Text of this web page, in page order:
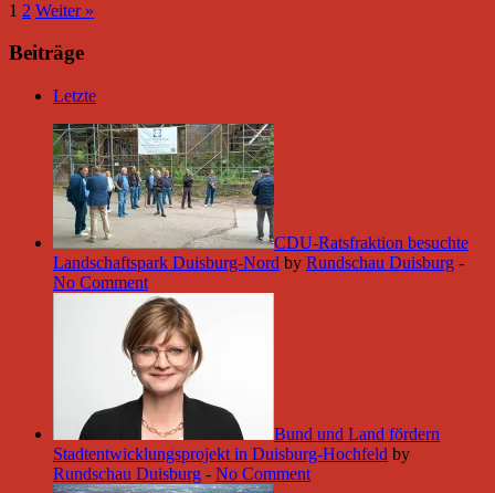
1 2 Weiter »
Beiträge
Letzte
CDU-Ratsfraktion besuchte
Landschaftspark Duisburg-Nord by Rundschau Duisburg -
No Comment
Bund und Land fördern
Stadtentwicklungsprojekt in Duisburg-Hochfeld by
Rundschau Duisburg - No Comment